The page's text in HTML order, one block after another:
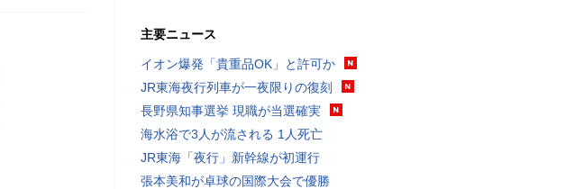
主要ニュース
イオン爆発「貴重品OK」と許可か
JR東海夜行列車が一夜限りの復刻
長野県知事選挙 現職が当選確実
海水浴で3人が流される 1人死亡
JR東海「夜行」新幹線が初運行
張本美和が卓球の国際大会で優勝